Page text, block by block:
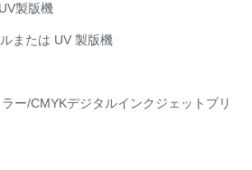
製版機
または UV 製版機
ー/CMYKデジタルインクジェットプリ